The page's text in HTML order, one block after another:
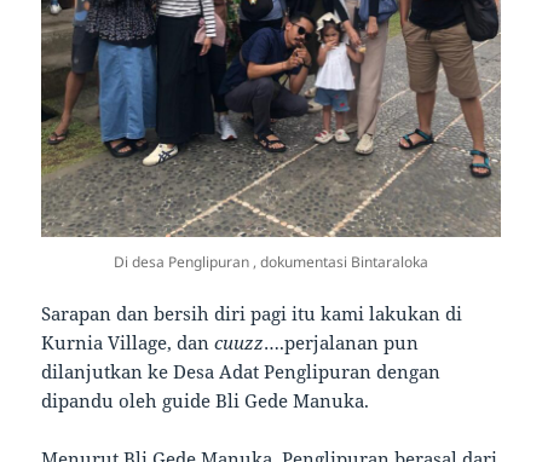
Di desa Penglipuran , dokumentasi Bintaraloka
Sarapan dan bersih diri pagi itu kami lakukan di
Kurnia Village, dancuuzz….perjalanan pun
dilanjutkan ke Desa Adat Penglipuran dengan
dipandu oleh guide Bli Gede Manuka.